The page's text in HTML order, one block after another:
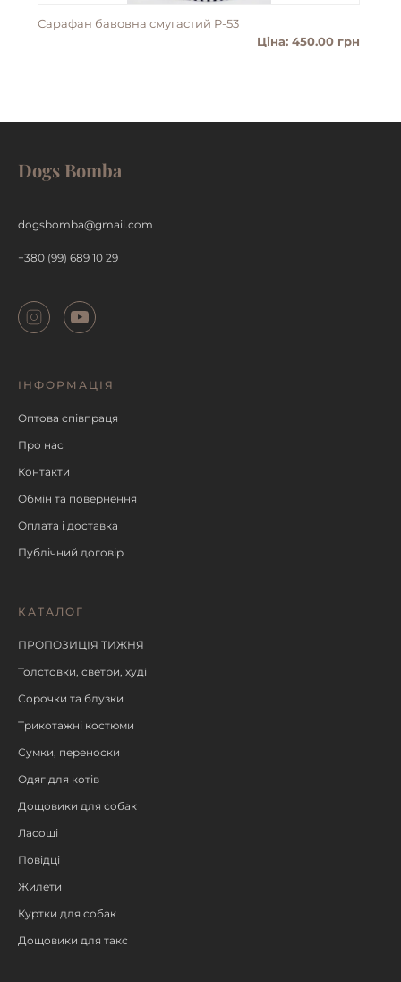
Сарафан бавовна смугастий P-53
Ціна: 450.00 грн
Dogs Bomba
dogsbomba@gmail.com
+380 (99) 689 10 29
ІНФОРМАЦІЯ
Оптова співпраця
Про нас
Контакти
Обмін та повернення
Оплата і доставка
Публічний договір
КАТАЛОГ
ПРОПОЗИЦІЯ ТИЖНЯ
Толстовки, светри, худі
Сорочки та блузки
Трикотажні костюми
Сумки, переноски
Одяг для котів
Дощовики для собак
Ласощі
Повідці
Жилети
Куртки для собак
Дощовики для такс